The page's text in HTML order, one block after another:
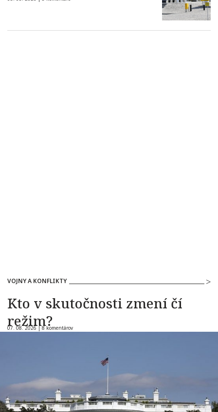
VOJNY A KONFLIKTY
Kto v skutočnosti zmení čí
režim?
07. 08. 2026 |8 komentárov